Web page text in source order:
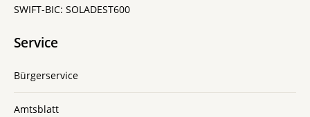
SWIFT-BIC: SOLADEST600
Service
Bürgerservice
Amtsblatt